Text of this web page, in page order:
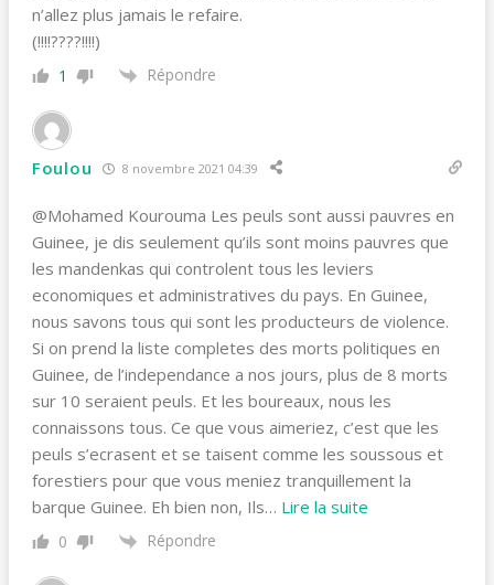
n’allez plus jamais le refaire.
(!!!!????!!!!)
1 Répondre
Foulou 8 novembre 2021 04:39
@Mohamed Kourouma Les peuls sont aussi pauvres en
Guinee, je dis seulement qu’ils sont moins pauvres que
les mandenkas qui controlent tous les leviers
economiques et administratives du pays. En Guinee,
nous savons tous qui sont les producteurs de violence.
Si on prend la liste completes des morts politiques en
Guinee, de l’independance a nos jours, plus de 8 morts
sur 10 seraient peuls. Et les boureaux, nous les
connaissons tous. Ce que vous aimeriez, c’est que les
peuls s’ecrasent et se taisent comme les soussous et
forestiers pour que vous meniez tranquillement la
barque Guinee. Eh bien non, Ils… Lire la suite
0 Répondre